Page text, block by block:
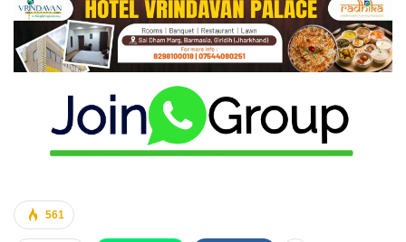
561